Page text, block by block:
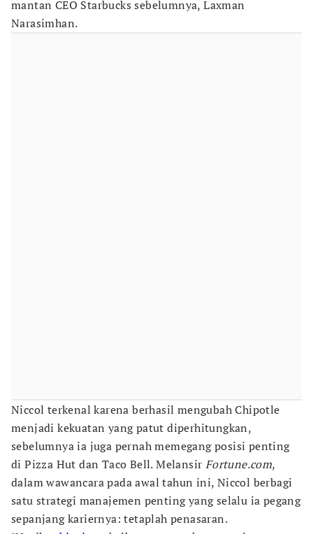
mantan CEO Starbucks sebelumnya, Laxman
Narasimhan.
Niccol terkenal karena berhasil mengubah Chipotle
menjadi kekuatan yang patut diperhitungkan,
sebelumnya ia juga pernah memegang posisi penting
di Pizza Hut dan Taco Bell. Melansir Fortune.com,
dalam wawancara pada awal tahun ini, Niccol berbagi
satu strategi manajemen penting yang selalu ia pegang
sepanjang kariernya: tetaplah penasaran.